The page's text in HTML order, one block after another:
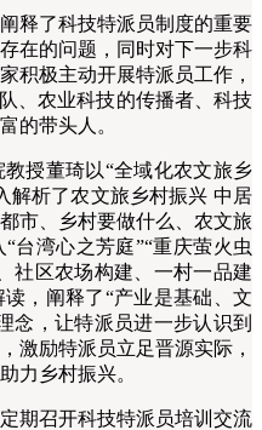
了科技特派员制度的重要
在的问题，同时对下一步科
积极主动开展特派员工作，
、农业科技的传播者、科技
的带头人。
授董琦以“全域化农文旅乡
解析了农文旅乡村振兴 中居
市、乡村要做什么、农文旅
台湾心之芳庭”“重庆萤火虫
社区农场构建、一村一品建
，阐释了“产业是基础、文
念，让特派员进一步认识到
激励特派员立足晋源实际，
力乡村振兴。
召开科技特派员培训交流